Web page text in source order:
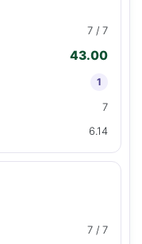
7 / 7
43.00
1
7
6.14
7 / 7